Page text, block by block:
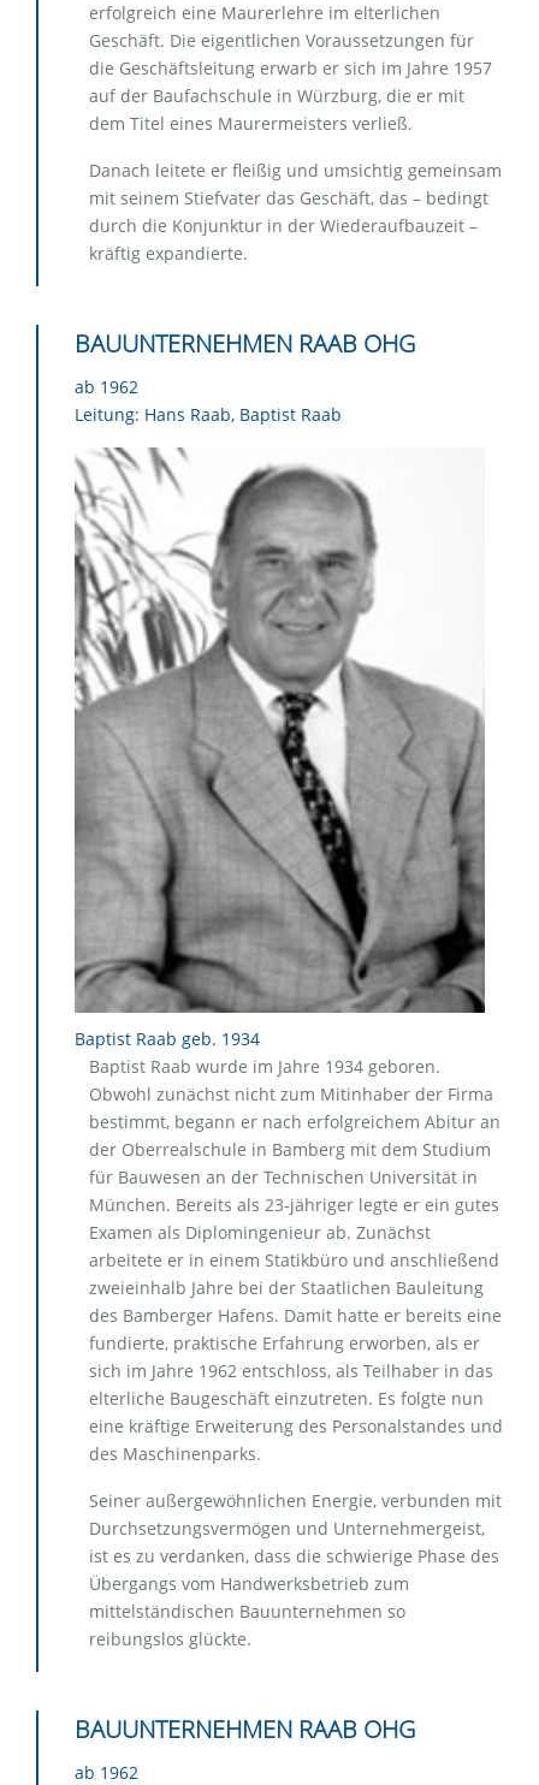
erfolgreich eine Maurerlehre im elterlichen
Geschäft. Die eigentlichen Voraussetzungen für
die Geschäftsleitung erwarb er sich im Jahre 1957
auf der Baufachschule in Würzburg, die er mit
dem Titel eines Maurermeisters verließ.
Danach leitete er fleißig und umsichtig gemeinsam
mit seinem Stiefvater das Geschäft, das – bedingt
durch die Konjunktur in der Wiederaufbauzeit –
kräftig expandierte.
BAUUNTERNEHMEN RAAB OHG
ab 1962
Leitung: Hans Raab, Baptist Raab
Baptist Raab geb. 1934
Baptist Raab wurde im Jahre 1934 geboren.
Obwohl zunächst nicht zum Mitinhaber der Firma
bestimmt, begann er nach erfolgreichem Abitur an
der Oberrealschule in Bamberg mit dem Studium
für Bauwesen an der Technischen Universität in
München. Bereits als 23-jähriger legte er ein gutes
Examen als Diplomingenieur ab. Zunächst
arbeitete er in einem Statikbüro und anschließend
zweieinhalb Jahre bei der Staatlichen Bauleitung
des Bamberger Hafens. Damit hatte er bereits eine
fundierte, praktische Erfahrung erworben, als er
sich im Jahre 1962 entschloss, als Teilhaber in das
elterliche Baugeschäft einzutreten. Es folgte nun
eine kräftige Erweiterung des Personalstandes und
des Maschinenparks.
Seiner außergewöhnlichen Energie, verbunden mit
Durchsetzungsvermögen und Unternehmergeist,
ist es zu verdanken, dass die schwierige Phase des
Übergangs vom Handwerksbetrieb zum
mittelständischen Bauunternehmen so
reibungslos glückte.
BAUUNTERNEHMEN RAAB OHG
ab 1962